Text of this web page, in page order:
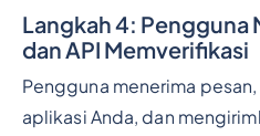
Langkah 4: Pengguna
dan API Memverifikasi
Pengguna menerima
aplikasi Anda, dan